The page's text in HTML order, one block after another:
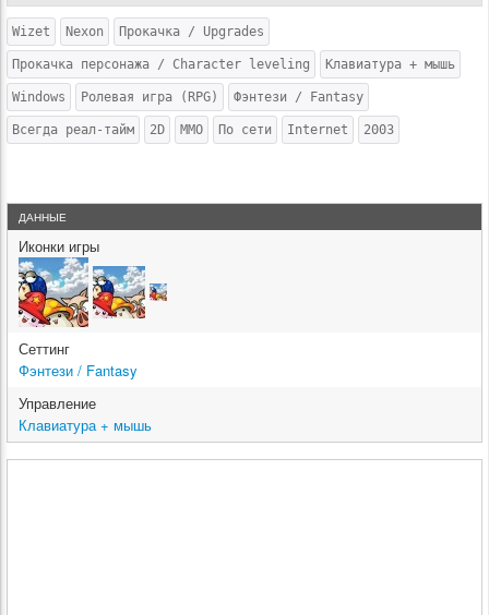
Wizet Nexon Прокачка / Upgrades
Прокачка персонажа / Character leveling Клавиатура + мышь
Windows Ролевая игра (RPG) Фэнтези / Fantasy
Всегда реал-тайм 2D MMO По сети Internet 2003
ДАННЫЕ
Иконки игры
Сеттинг
Фэнтези / Fantasy
Управление
Клавиатура + мышь